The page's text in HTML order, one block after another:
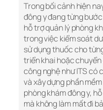
Trong bối cảnh hiện
đông y đang từng
hỗ trợ quản lý phòng
trong việc kiểm soát
sử dụng thuốc cho
triển khai hoặc chuyển
công nghệ như ITS có
và xây dựng phần
phòng khám đông y,
mà không làm mất đi